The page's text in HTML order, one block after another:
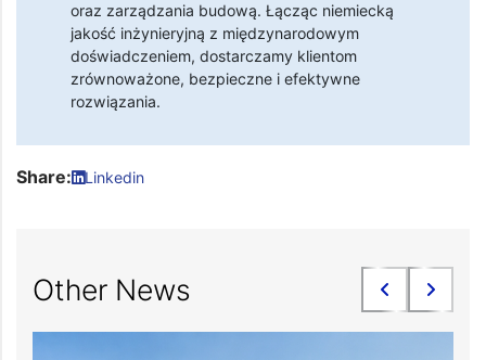
oraz zarządzania budową. Łącząc niemiecką
jakość inżynieryjną z międzynarodowym
doświadczeniem, dostarczamy klientom
zrównoważone, bezpieczne i efektywne
rozwiązania.
Share: Linkedin
Other News